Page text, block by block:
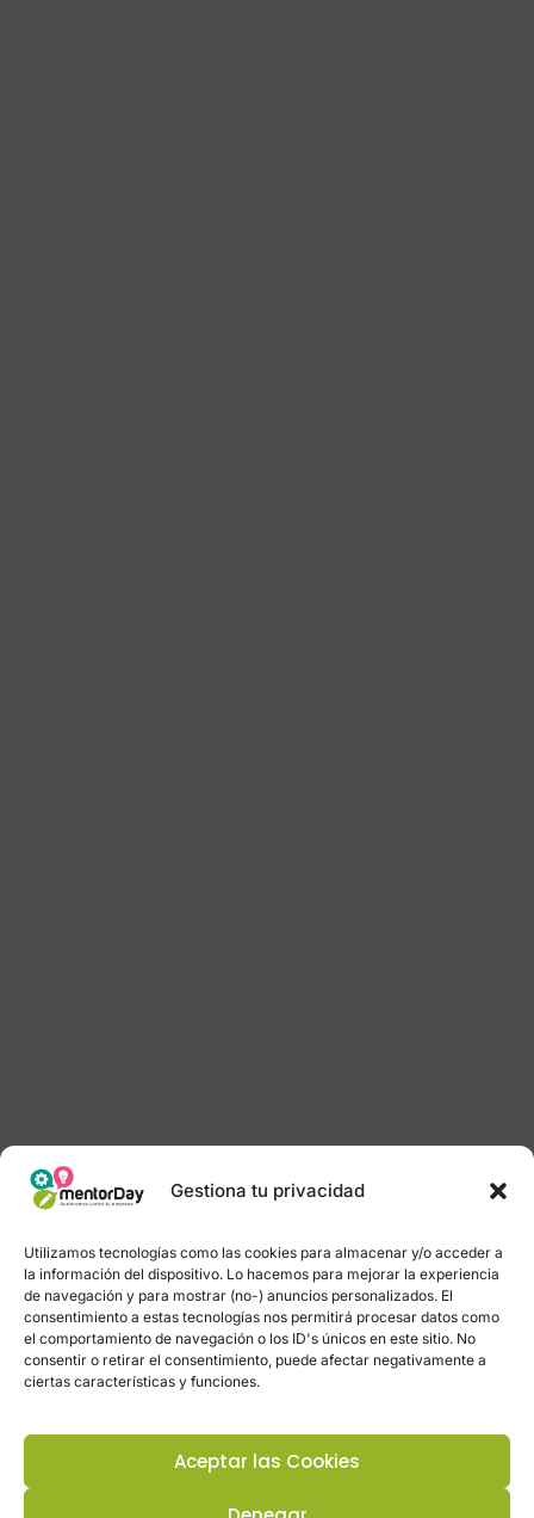
Gestiona tu privacidad
Utilizamos tecnologías como las cookies para almacenar y/o acceder a
la información del dispositivo. Lo hacemos para mejorar la experiencia
de navegación y para mostrar (no-) anuncios personalizados. El
consentimiento a estas tecnologías nos permitirá procesar datos como
el comportamiento de navegación o los ID's únicos en este sitio. No
consentir o retirar el consentimiento, puede afectar negativamente a
ciertas características y funciones.
Aceptar las Cookies